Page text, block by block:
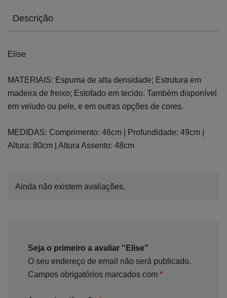
Descrição
Elise
MATERIAIS: Espuma de alta densidade; Estrutura em
madeira de freixo; Estofado em tecido. Também disponível
em veludo ou pele, e em outras opções de cores.
MEDIDAS: Comprimento: 46cm | Profundidade: 49cm |
Altura: 80cm | Altura Assento: 48cm
Ainda não existem avaliações.
Seja o primeiro a avaliar “Elise”
O seu endereço de email não será publicado.
Campos obrigatórios marcados com *